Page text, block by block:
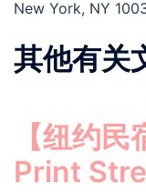
New York, NY
其他有关
【纽约
Print